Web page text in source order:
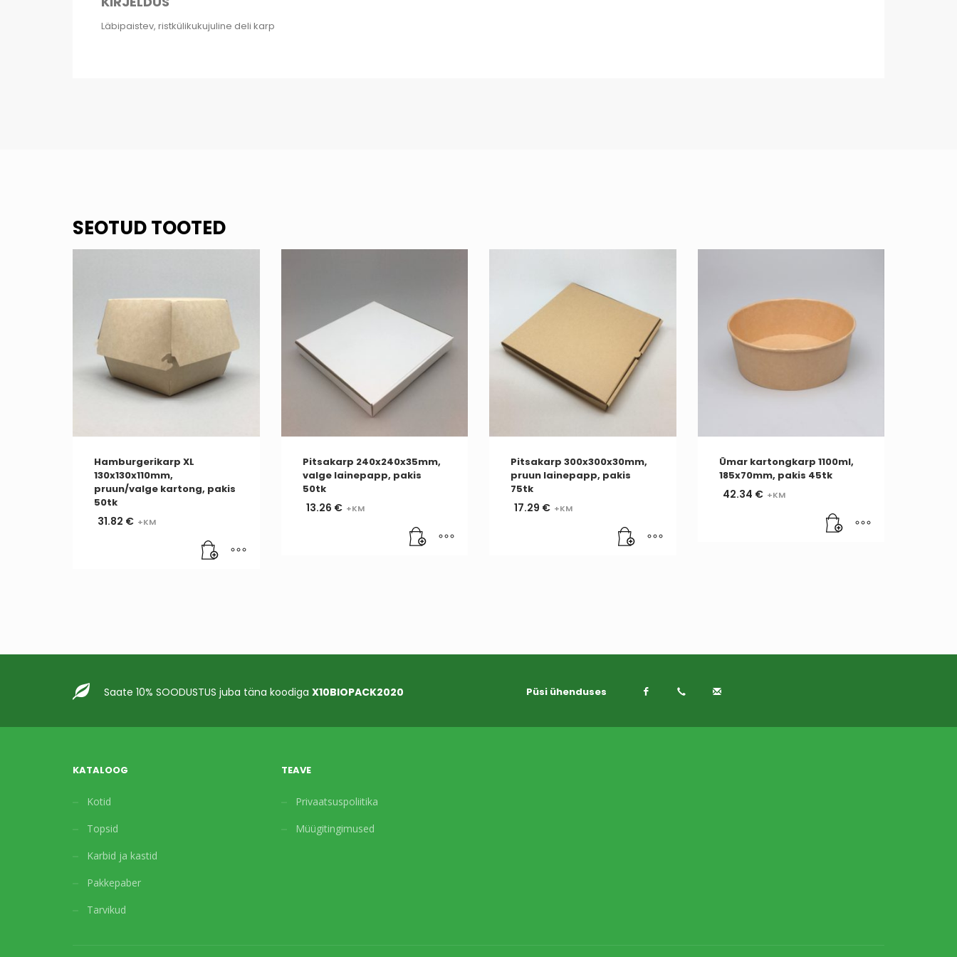
Läbipaistev, ristkülikukujuline deli karp
SEOTUD TOOTED
Hamburgerikarp XL
130x130x110mm,
pruun/valge kartong, pakis
50tk
31.82 €
Pitsakarp 240x240x35mm,
valge lainepapp, pakis
50tk
13.26 €
Pitsakarp 300x300x30mm,
pruun lainepapp, pakis
75tk
17.29 €
Ümar kartongkarp 1100ml,
185x70mm, pakis 45tk
42.34 €
Saate 10% SOODUSTUS juba täna koodiga X10BIOPACK2020 Püsi ühenduses
KATALOOG
Kotid
Topsid
Karbid ja kastid
Pakkepaber
Tarvikud
TEAVE
Privaatsuspoliitika
Müügitingimused